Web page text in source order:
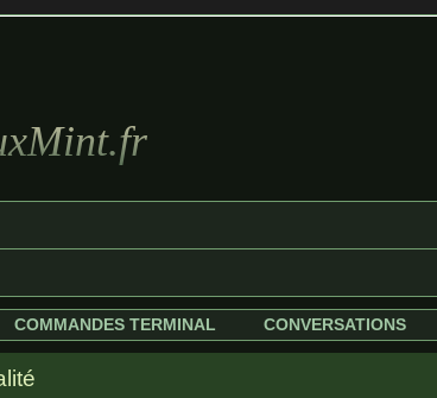
COMMANDES TERMINAL CONVERSATIONS